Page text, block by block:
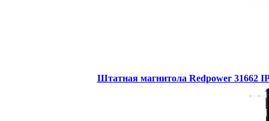
Штатная магнитола Redpower 31662